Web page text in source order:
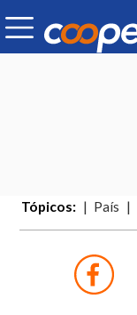
Tópicos: País